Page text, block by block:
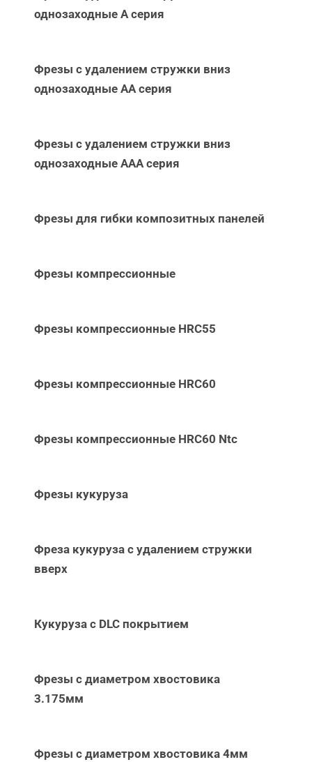
однозаходные А серия
Фрезы с удалением стружки вниз
однозаходные АА серия
Фрезы с удалением стружки вниз
однозаходные ААА серия
Фрезы для гибки композитных панелей
Фрезы компрессионные
Фрезы компрессионные HRC55
Фрезы компрессионные HRC60
Фрезы компрессионные HRC60 Ntc
Фрезы кукуруза
Фреза кукуруза с удалением стружки
вверх
Кукуруза с DLC покрытием
Фрезы с диаметром хвостовика
3.175мм
Фрезы с диаметром хвостовика 4мм